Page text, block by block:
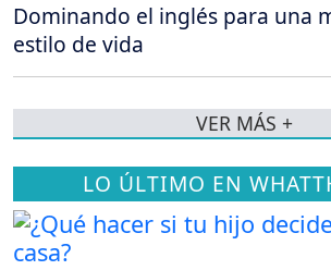
LO ÚLTIMO EN
Dominando el inglés para una
estilo de vida
VER MÁS +